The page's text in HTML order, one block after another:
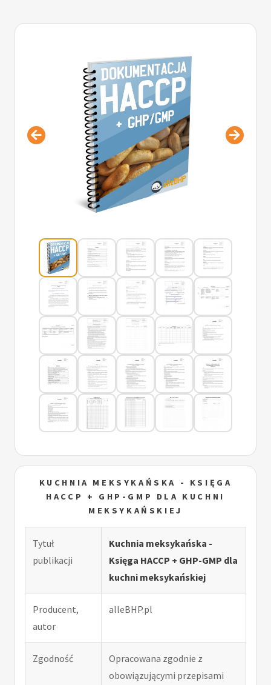
KUCHNIA MEKSYKAŃSKA - KSIĘGA
HACCP + GHP-GMP DLA KUCHNI
MEKSYKAŃSKIEJ
Tytuł
publikacji
Kuchnia meksykańska -
Księga HACCP + GHP-GMP dla
kuchni meksykańskiej
Producent,
autor
alleBHP.pl
Zgodność
Opracowana zgodnie z
obowiązującymi przepisami